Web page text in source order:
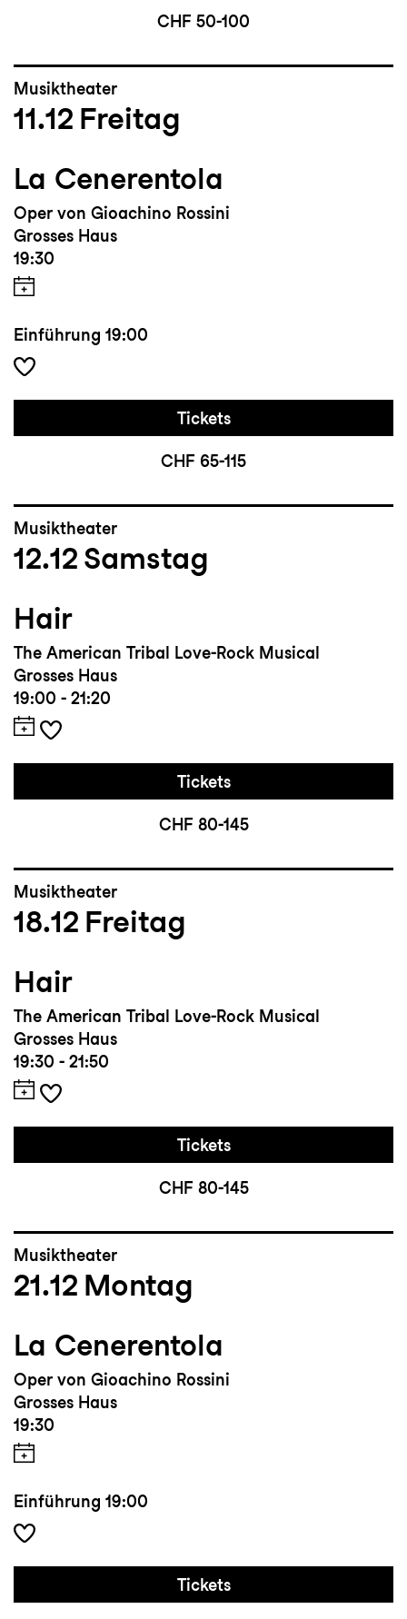
CHF 50-100
Musiktheater
11.12 Freitag
La Cenerentola
Oper von Gioachino Rossini
Grosses Haus
19:30
Einführung 19:00
Tickets
CHF 65-115
Musiktheater
12.12 Samstag
Hair
The American Tribal Love-Rock Musical
Grosses Haus
19:00 - 21:20
Tickets
CHF 80-145
Musiktheater
18.12 Freitag
Hair
The American Tribal Love-Rock Musical
Grosses Haus
19:30 - 21:50
Tickets
CHF 80-145
Musiktheater
21.12 Montag
La Cenerentola
Oper von Gioachino Rossini
Grosses Haus
19:30
Einführung 19:00
Tickets